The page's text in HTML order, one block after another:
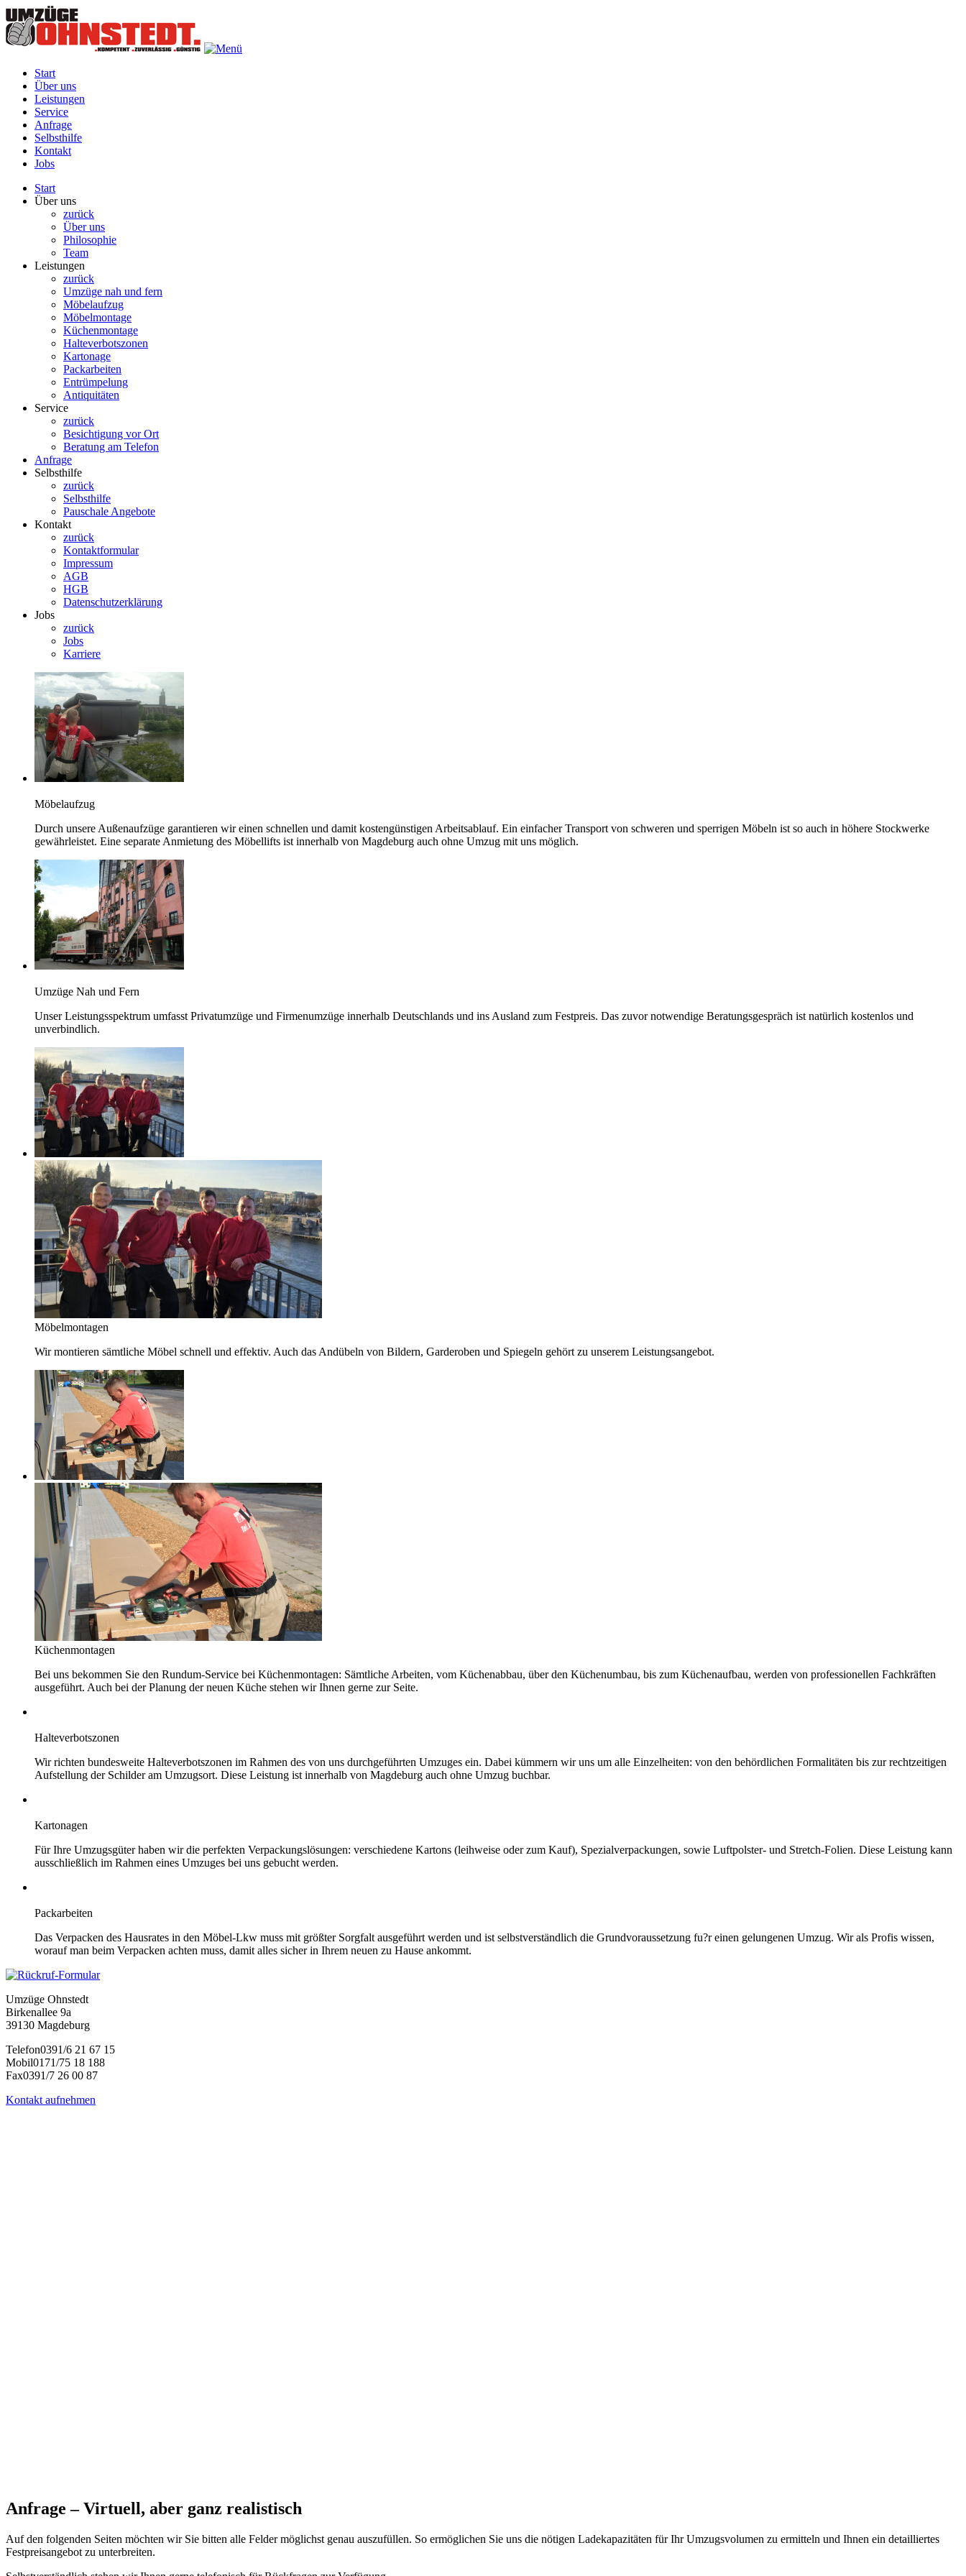
Start
Über uns
Leistungen
Service
Anfrage
Selbsthilfe
Kontakt
Jobs
Start
Über uns
zurück
Über uns
Philosophie
Team
Leistungen
zurück
Umzüge nah und fern
Möbelaufzug
Möbelmontage
Küchenmontage
Halteverbotszonen
Kartonage
Packarbeiten
Entrümpelung
Antiquitäten
Service
zurück
Besichtigung vor Ort
Beratung am Telefon
Anfrage
Selbsthilfe
zurück
Selbsthilfe
Pauschale Angebote
Kontakt
zurück
Kontaktformular
Impressum
AGB
HGB
Datenschutzerklärung
Jobs
zurück
Jobs
Karriere
Möbelaufzug
Durch unsere Außenaufzüge garantieren wir einen schnellen und damit kostengünstigen Arbeitsablauf. Ein einfacher Transport von schweren und sperrigen Möbeln ist so auch in höhere Stockwerke
gewährleistet. Eine separate Anmietung des Möbellifts ist innerhalb von Magdeburg auch ohne Umzug mit uns möglich.
Umzüge Nah und Fern
Unser Leistungsspektrum umfasst Privatumzüge und Firmenumzüge innerhalb Deutschlands und ins Ausland zum Festpreis. Das zuvor notwendige Beratungsgespräch ist natürlich kostenlos und
unverbindlich.
Möbelmontagen
Wir montieren sämtliche Möbel schnell und effektiv. Auch das Andübeln von Bildern, Garderoben und Spiegeln gehört zu unserem Leistungsangebot.
Küchenmontagen
Bei uns bekommen Sie den Rundum-Service bei Küchenmontagen: Sämtliche Arbeiten, vom Küchenabbau, über den Küchenumbau, bis zum Küchenaufbau, werden von professionellen Fachkräften
ausgeführt. Auch bei der Planung der neuen Küche stehen wir Ihnen gerne zur Seite.
Halteverbotszonen
Wir richten bundesweite Halteverbotszonen im Rahmen des von uns durchgeführten Umzuges ein. Dabei kümmern wir uns um alle Einzelheiten: von den behördlichen Formalitäten bis zur rechtzeitigen
Aufstellung der Schilder am Umzugsort. Diese Leistung ist innerhalb von Magdeburg auch ohne Umzug buchbar.
Kartonagen
Für Ihre Umzugsgüter haben wir die perfekten Verpackungslösungen: verschiedene Kartons (leihweise oder zum Kauf), Spezialverpackungen, sowie Luftpolster- und Stretch-Folien. Diese Leistung kann
ausschließlich im Rahmen eines Umzuges bei uns gebucht werden.
Packarbeiten
Das Verpacken des Hausrates in den Möbel-Lkw muss mit größter Sorgfalt ausgeführt werden und ist selbstverständlich die Grundvoraussetzung fu?r einen gelungenen Umzug. Wir als Profis wissen,
worauf man beim Verpacken achten muss, damit alles sicher in Ihrem neuen zu Hause ankommt.
Umzüge Ohnstedt
Birkenallee 9a
39130 Magdeburg
Telefon0391/6 21 67 15
Mobil0171/75 18 188
Fax0391/7 26 00 87
Kontakt aufnehmen
Anfrage – Virtuell, aber ganz realistisch
Auf den folgenden Seiten möchten wir Sie bitten alle Felder möglichst genau auszufüllen. So ermöglichen Sie uns die nötigen Ladekapazitäten für Ihr Umzugsvolumen zu ermitteln und Ihnen ein detailliertes
Festpreisangebot zu unterbreiten.